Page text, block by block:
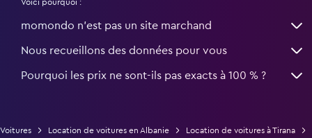
Voici pourquoi :
momondo n'est pas un site marchand
Nous recueillons des données pour vous
Pourquoi les prix ne sont-ils pas exacts à 100 % ?
Voitures Location de voitures en Albanie
Location de voitures à Tirana